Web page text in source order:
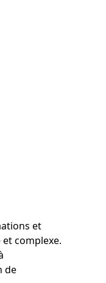
et
complexe.
de